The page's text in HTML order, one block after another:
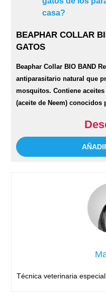
BEAPHAR COLLAR
GATOS
Beaphar Collar BIO BAND
antiparasitario natural que
mosquitos. Contiene
(aceite de Neem) conocidos
Técnica veterinaria